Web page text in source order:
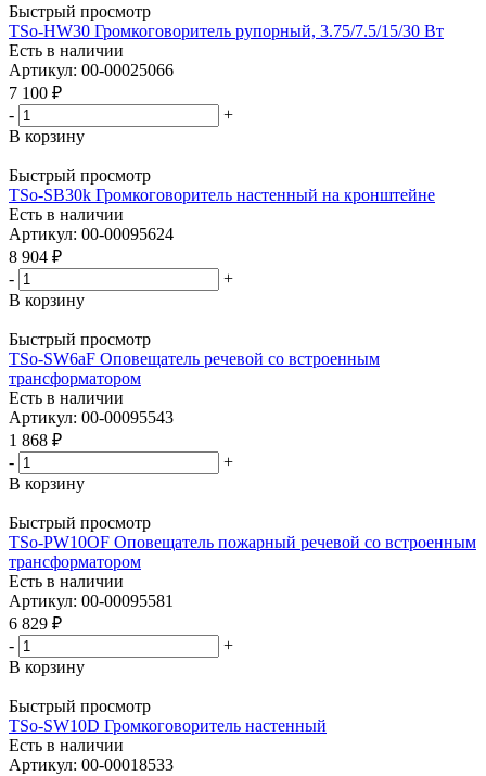
Быстрый просмотр
TSo-HW30 Громкоговоритель рупорный, 3.75/7.5/15/30 Вт
Есть в наличии
Артикул: 00-00025066
7 100 ₽
-
+
В корзину
Быстрый просмотр
TSo-SB30k Громкоговоритель настенный на кронштейне
Есть в наличии
Артикул: 00-00095624
8 904 ₽
-
+
В корзину
Быстрый просмотр
TSo-SW6aF Оповещатель речевой со встроенным
трансформатором
Есть в наличии
Артикул: 00-00095543
1 868 ₽
-
+
В корзину
Быстрый просмотр
TSo-PW10OF Оповещатель пожарный речевой со встроенным
трансформатором
Есть в наличии
Артикул: 00-00095581
6 829 ₽
-
+
В корзину
Быстрый просмотр
TSo-SW10D Громкоговоритель настенный
Есть в наличии
Артикул: 00-00018533